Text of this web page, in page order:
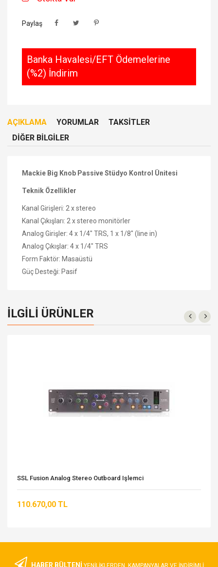
Paylaş
Banka Havalesi/EFT Ödemelerine
(%2) İndirim
AÇIKLAMA YORUMLAR
TAKSITLER
DIĞER BILGILER
Mackie Big Knob Passive Stüdyo Kontrol Ünitesi
Teknik Özellikler
Kanal Girişleri: 2 x stereo
Kanal Çıkışları: 2 x stereo monitörler
Analog Girişler: 4 x 1/4" TRS, 1 x 1/8" (line in)
Analog Çıkışlar: 4 x 1/4" TRS
Form Faktör: Masaüstü
Güç Desteği: Pasif
İLGILI ÜRÜNLER
SSL Fusion Analog Stereo Outboard Işlemci
110.670,00 TL
HABER BÜLTENİ YENILIKLERDEN, KAMPANYALAR VE INDIRIMLI